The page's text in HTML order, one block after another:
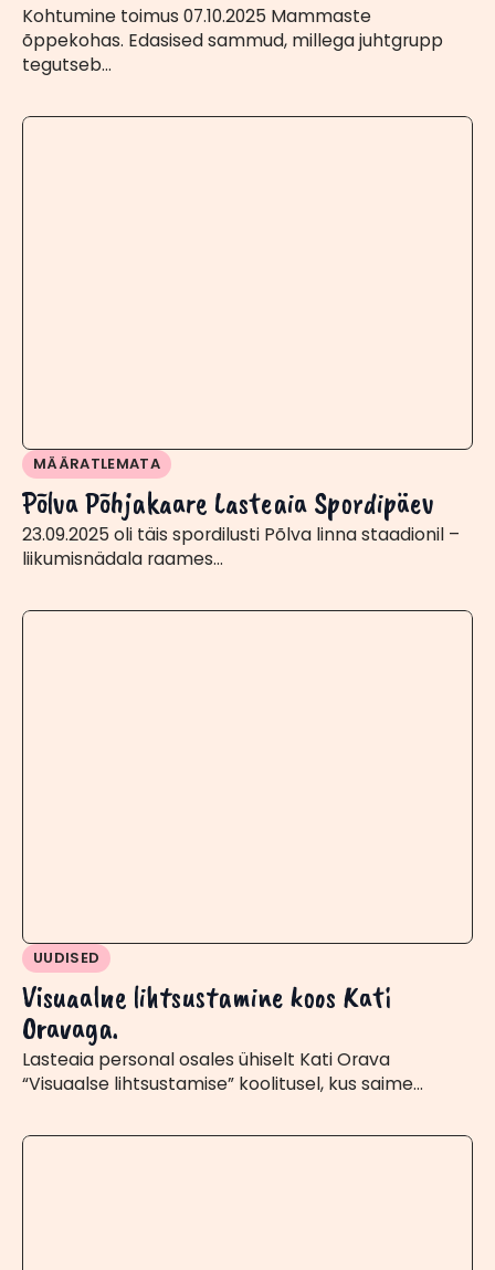
Kohtumine toimus 07.10.2025 Mammaste
õppekohas. Edasised sammud, millega juhtgrupp
tegutseb…
Põlva Põhjakaare Lasteaia Spordipäev
MÄÄRATLEMATA
23.09.2025 oli täis spordilusti Põlva linna staadionil –
liikumisnädala raames…
Visuaalne lihtsustamine koos Kati
Oravaga.
UUDISED
Lasteaia personal osales ühiselt Kati Orava
“Visuaalse lihtsustamise” koolitusel, kus saime…